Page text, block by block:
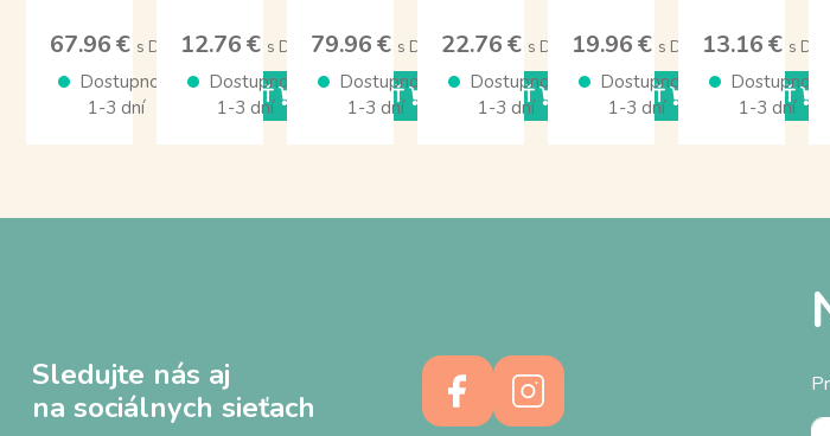
67.96 € s DPH
Dostupnosť
1-3 dní
KÚPIŤ
12.76 € s DPH
Dostupnosť
1-3 dní
KÚPIŤ
79.96 € s DPH
Dostupnosť
1-3 dní
KÚPIŤ
22.76 € s DPH
Dostupnosť
1-3 dní
KÚPIŤ
19.96 € s DPH
Dostupnosť
1-3 dní
KÚPIŤ
13.16 € s DPH
Dostupnosť
1-3 dní
Sledujte nás aj
na sociálnych sieťach